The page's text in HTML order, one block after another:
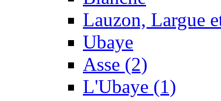
Lauzon, Largue
Ubaye
Asse (2)
L'Ubaye (1)